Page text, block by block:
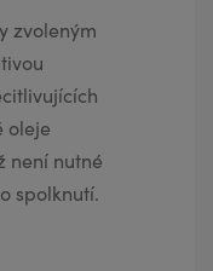
zvoleným
oleje
není nutné
spolknutí.